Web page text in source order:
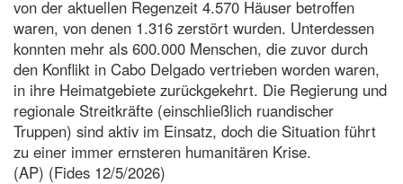
von der aktuellen Regenzeit 4.570 Häuser betroffen
waren, von denen 1.316 zerstört wurden. Unterdessen
konnten mehr als 600.000 Menschen, die zuvor durch
den Konflikt in Cabo Delgado vertrieben worden waren,
in ihre Heimatgebiete zurückgekehrt. Die Regierung und
regionale Streitkräfte (einschließlich ruandischer
Truppen) sind aktiv im Einsatz, doch die Situation führt
zu einer immer ernsteren humanitären Krise.
(AP) (Fides 12/5/2026)